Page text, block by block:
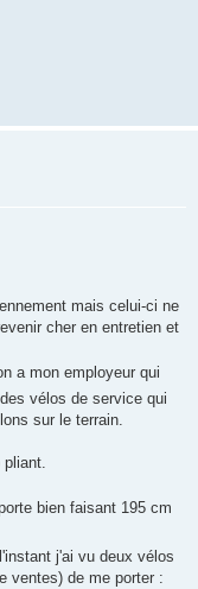
mais celui-ci ne
cher en entretien et
a mon employeur qui
vélos de service qui
sur le terrain.
pliant.
bien faisant 195 cm
j'ai vu deux vélos
ventes) de me porter :